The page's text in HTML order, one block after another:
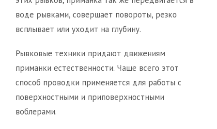
воде рывками, совершает повороты, резко
всплывает или уходит на глубину.
Рывковые техники придают движениям
приманки естественности. Чаще всего этот
способ проводки применяется для работы с
поверхностными и приповерхностными
воблерами.